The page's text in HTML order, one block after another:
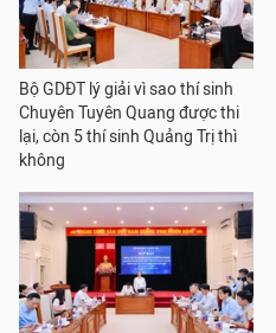
Bộ GDĐT lý giải vì sao thí sinh
Chuyên Tuyên Quang được thi
lại, còn 5 thí sinh Quảng Trị thì
không